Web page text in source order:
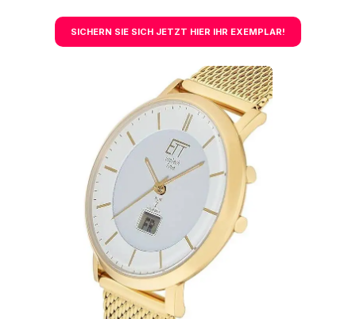
SICHERN SIE SICH JETZT HIER IHR EXEMPLAR!